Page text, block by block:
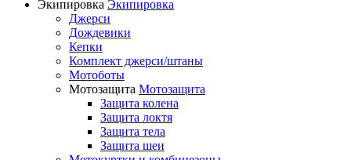
Экипировка Экипировка
Джерси
Дождевики
Кепки
Комплект джерси/штаны
Мотоботы
Мотозащита Мотозащита
Защита колена
Защита локтя
Защита тела
Защита шеи